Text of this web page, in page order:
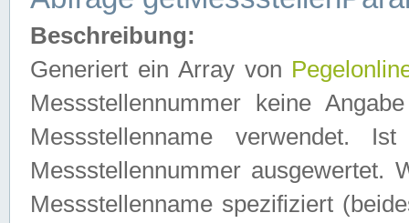
Beschreibung:
Generiert ein Array von
Messstellennummer keine
Messstellenname verwendet.
Messstellennummer ausgewertet.
Messstellenname spezifiziert